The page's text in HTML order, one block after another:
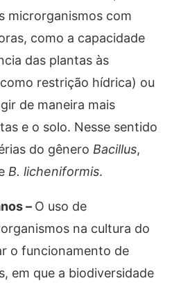
microrganismos com
como a capacidade
das plantas às
restrição hídrica) ou
de maneira mais
e o solo. Nesse sentido
do gênero Bacillus,
B. licheniformis.
– O uso de
na cultura do
o funcionamento de
em que a biodiversidade